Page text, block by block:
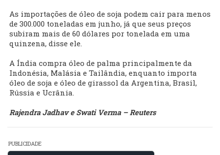
As importações de óleo de soja podem cair para menos
de 300.000 toneladas em junho, já que seus preços
subiram mais de 60 dólares por tonelada em uma
quinzena, disse ele.
A Índia compra óleo de palma principalmente da
Indonésia, Malásia e Tailândia, enquanto importa
óleo de soja e óleo de girassol da Argentina, Brasil,
Rússia e Ucrânia.
Rajendra Jadhav e Swati Verma – Reuters
PUBLICIDADE